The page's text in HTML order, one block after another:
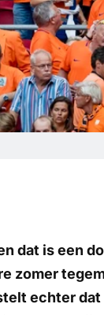
dat is een
zomer
echter